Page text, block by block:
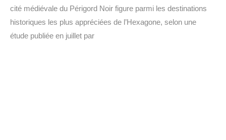
cité médiévale du Périgord Noir figure parmi les destinations
historiques les plus appréciées de l’Hexagone, selon une
étude publiée en juillet par